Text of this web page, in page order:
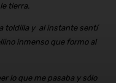
tierra.
toldilla y al instante sentí
inmenso que formo al
lo que me pasaba y sólo